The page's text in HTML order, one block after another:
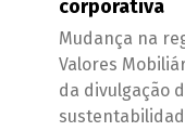
corporativa
Mudança na
Valores
da divulgação